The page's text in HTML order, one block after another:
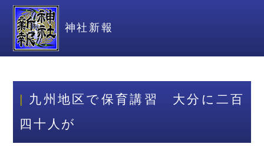
神社新報
九州地区で保育講習 大分に二百
四十人が